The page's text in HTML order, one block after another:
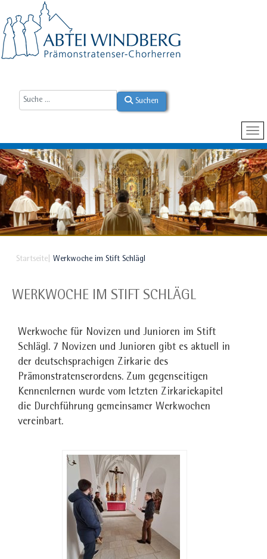
Suchen
Startseite Werkwoche im Stift Schlägl
WERKWOCHE IM STIFT SCHLÄGL
Werkwoche für Novizen und Junioren im Stift
Schlägl. 7 Novizen und Junioren gibt es aktuell in
der deutschsprachigen Zirkarie des
Prämonstratenserordens. Zum gegenseitigen
Kennenlernen wurde vom letzten Zirkariekapitel
die Durchführung gemeinsamer Werkwochen
vereinbart.